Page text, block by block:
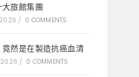
旅館集團
/ 0 COMMENTS
竟然是在製造抗癌血清
/ 0 COMMENTS